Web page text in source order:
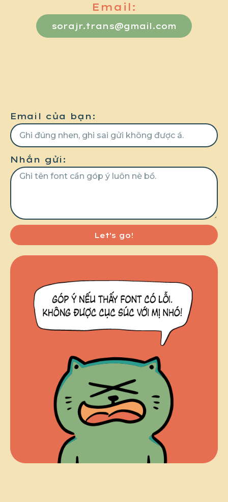
E m a i l :
sorajr.trans@gmail.com
Email của bạn:
Nhắn gửi:
Let's go!